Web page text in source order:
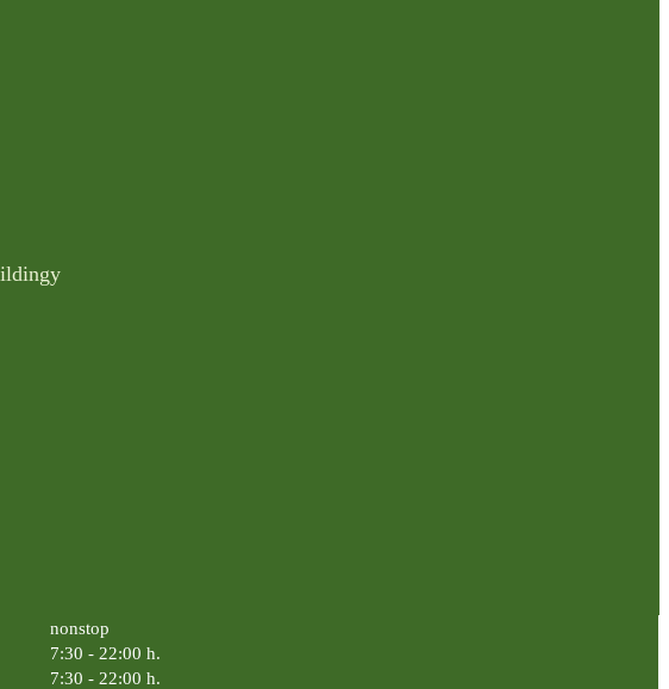
nonstop
7:30 - 22:00 h.
7:30 - 22:00 h.